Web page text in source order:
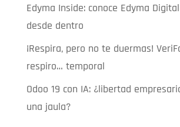
Edyma Inside: conoce Edyma
desde dentro
¡Respira, pero no te duermas!
respiro… temporal
Odoo 19 con IA: ¿libertad
una jaula?